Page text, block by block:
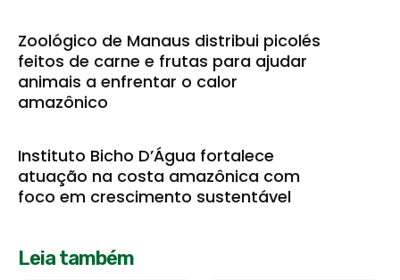
Zoológico de Manaus distribui picolés
feitos de carne e frutas para ajudar
animais a enfrentar o calor
amazônico
Instituto Bicho D’Água fortalece
atuação na costa amazônica com
foco em crescimento sustentável
Leia também